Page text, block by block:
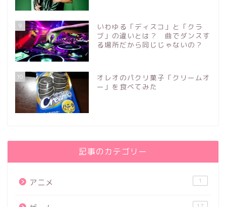
9
いわゆる「ディスコ」と「クラ
ブ」の違いとは？ 曲でダンスす
る場所だから同じじゃないの？
10
オレオのパクリ菓子「クリームオ
ー」を食べてみた
記事のカテゴリー
アニメ 1